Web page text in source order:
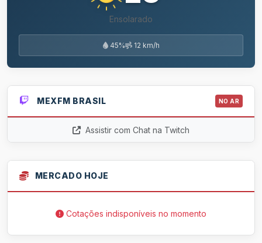
Ensolarado
45% 12 km/h
MEXFM BRASIL NO AR
Assistir com Chat na Twitch
MERCADO HOJE
Cotações indisponíveis no momento